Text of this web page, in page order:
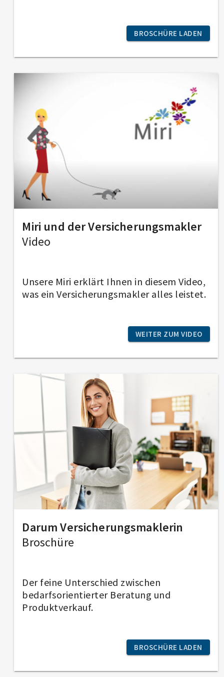
BROSCHÜRE LADEN
Miri und der Ver­sicherungs­makler
Video
Unsere Miri erklärt Ihnen in diesem Video,
was ein Versicherungsmakler alles leistet.
WEITER ZUM VIDEO
Darum Ver­sicherungs­maklerin
Broschüre
Der feine Unterschied zwischen
bedarfsorientierter Beratung und
Produktverkauf.
BROSCHÜRE LADEN